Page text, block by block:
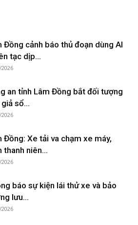
Đồng cảnh báo thủ đoạn dùng AI
tạc dịp...
an tỉnh Lâm Đồng bắt đối tượng
sổ...
Đồng: Xe tải va chạm xe máy,
thanh niên...
báo sự kiện lái thử xe và bảo
lưu...